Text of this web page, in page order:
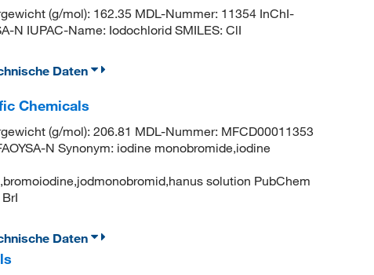
(g/mol): 162.35 MDL-Nummer: 11354 InChI-
N IUPAC-Name: Iodochlorid SMILES: ClI
Daten
Chemicals
(g/mol): 206.81 MDL-Nummer: MFCD00011353
N Synonym: iodine monobromide,iodine
solution PubChem
Daten